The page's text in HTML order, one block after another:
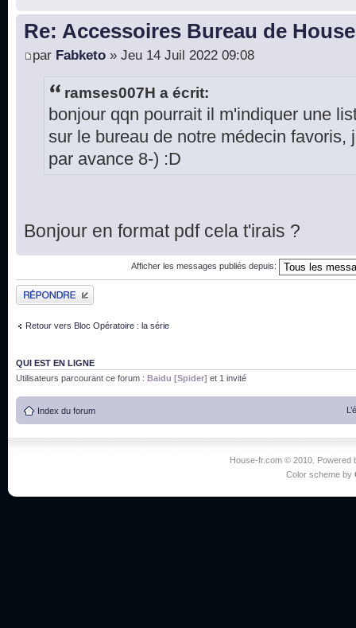
Re: Accessoires Bureau de House
par Fabketo » Jeu 14 Juil 2022 09:08
ramses007H a écrit:
bonjour qqn pourrait il m'indiquer une
sur le bureau de notre médecin favoris,
par avance 8-) :D
Bonjour en format pdf cela t'irais ?
Afficher les messages publiés depuis:
Publier une réponse
Retour vers Bloc Opératoire : la série
QUI EST EN LIGNE
Utilisateurs parcourant ce forum : Baidu [Spider] et 1 invité
Index du forum
House-fr.com © 2010. Powered
Color scheme by